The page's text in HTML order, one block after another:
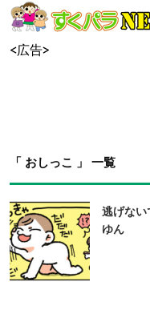
<広告>
「 おしっこ 」 一覧
逃げな
ゆん